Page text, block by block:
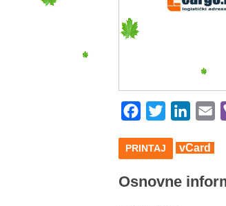
Facebook
Twitter
PRINTAJ vCard
Osnovne